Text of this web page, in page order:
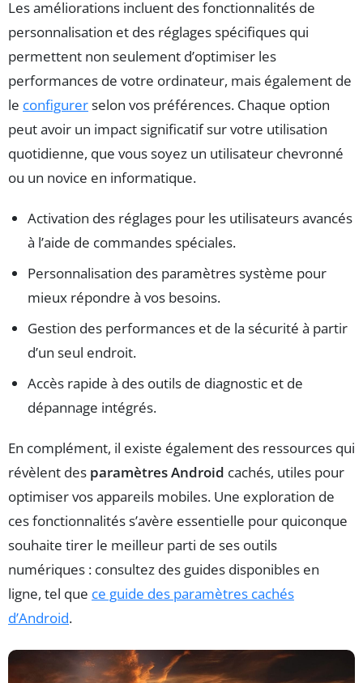
Les améliorations incluent des fonctionnalités de
personnalisation et des réglages spécifiques qui
permettent non seulement d’optimiser les
performances de votre ordinateur, mais également de
le configurerselon vos préférences. Chaque option
peut avoir un impact significatif sur votre utilisation
quotidienne, que vous soyez un utilisateur chevronné
ou un novice en informatique.
Activation des réglages pour les utilisateurs avancés
à l’aide de commandes spéciales.
Personnalisation des paramètres système pour
mieux répondre à vos besoins.
Gestion des performances et de la sécurité à partir
d’un seul endroit.
Accès rapide à des outils de diagnostic et de
dépannage intégrés.
En complément, il existe également des ressources qui
révèlent des paramètres Android cachés, utiles pour
optimiser vos appareils mobiles. Une exploration de
ces fonctionnalités s’avère essentielle pour quiconque
souhaite tirer le meilleur parti de ses outils
numériques : consultez des guides disponibles en
ligne, tel que ce guide des paramètres cachés
d’Android.